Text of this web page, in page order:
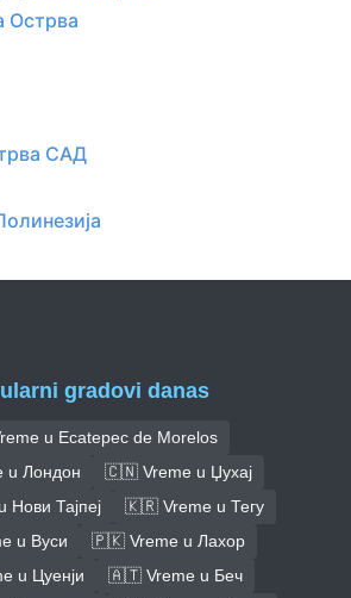
САД
gradovi danas
u Ecatepec de Morelos
Лондон
🇨🇳 Vreme u Џухај
Тајпеј
🇰🇷 Vreme u Тегу
u Вуси
🇵🇰 Vreme u Лахор
u Цуенји
🇦🇹 Vreme u Беч